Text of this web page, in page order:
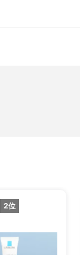
2位